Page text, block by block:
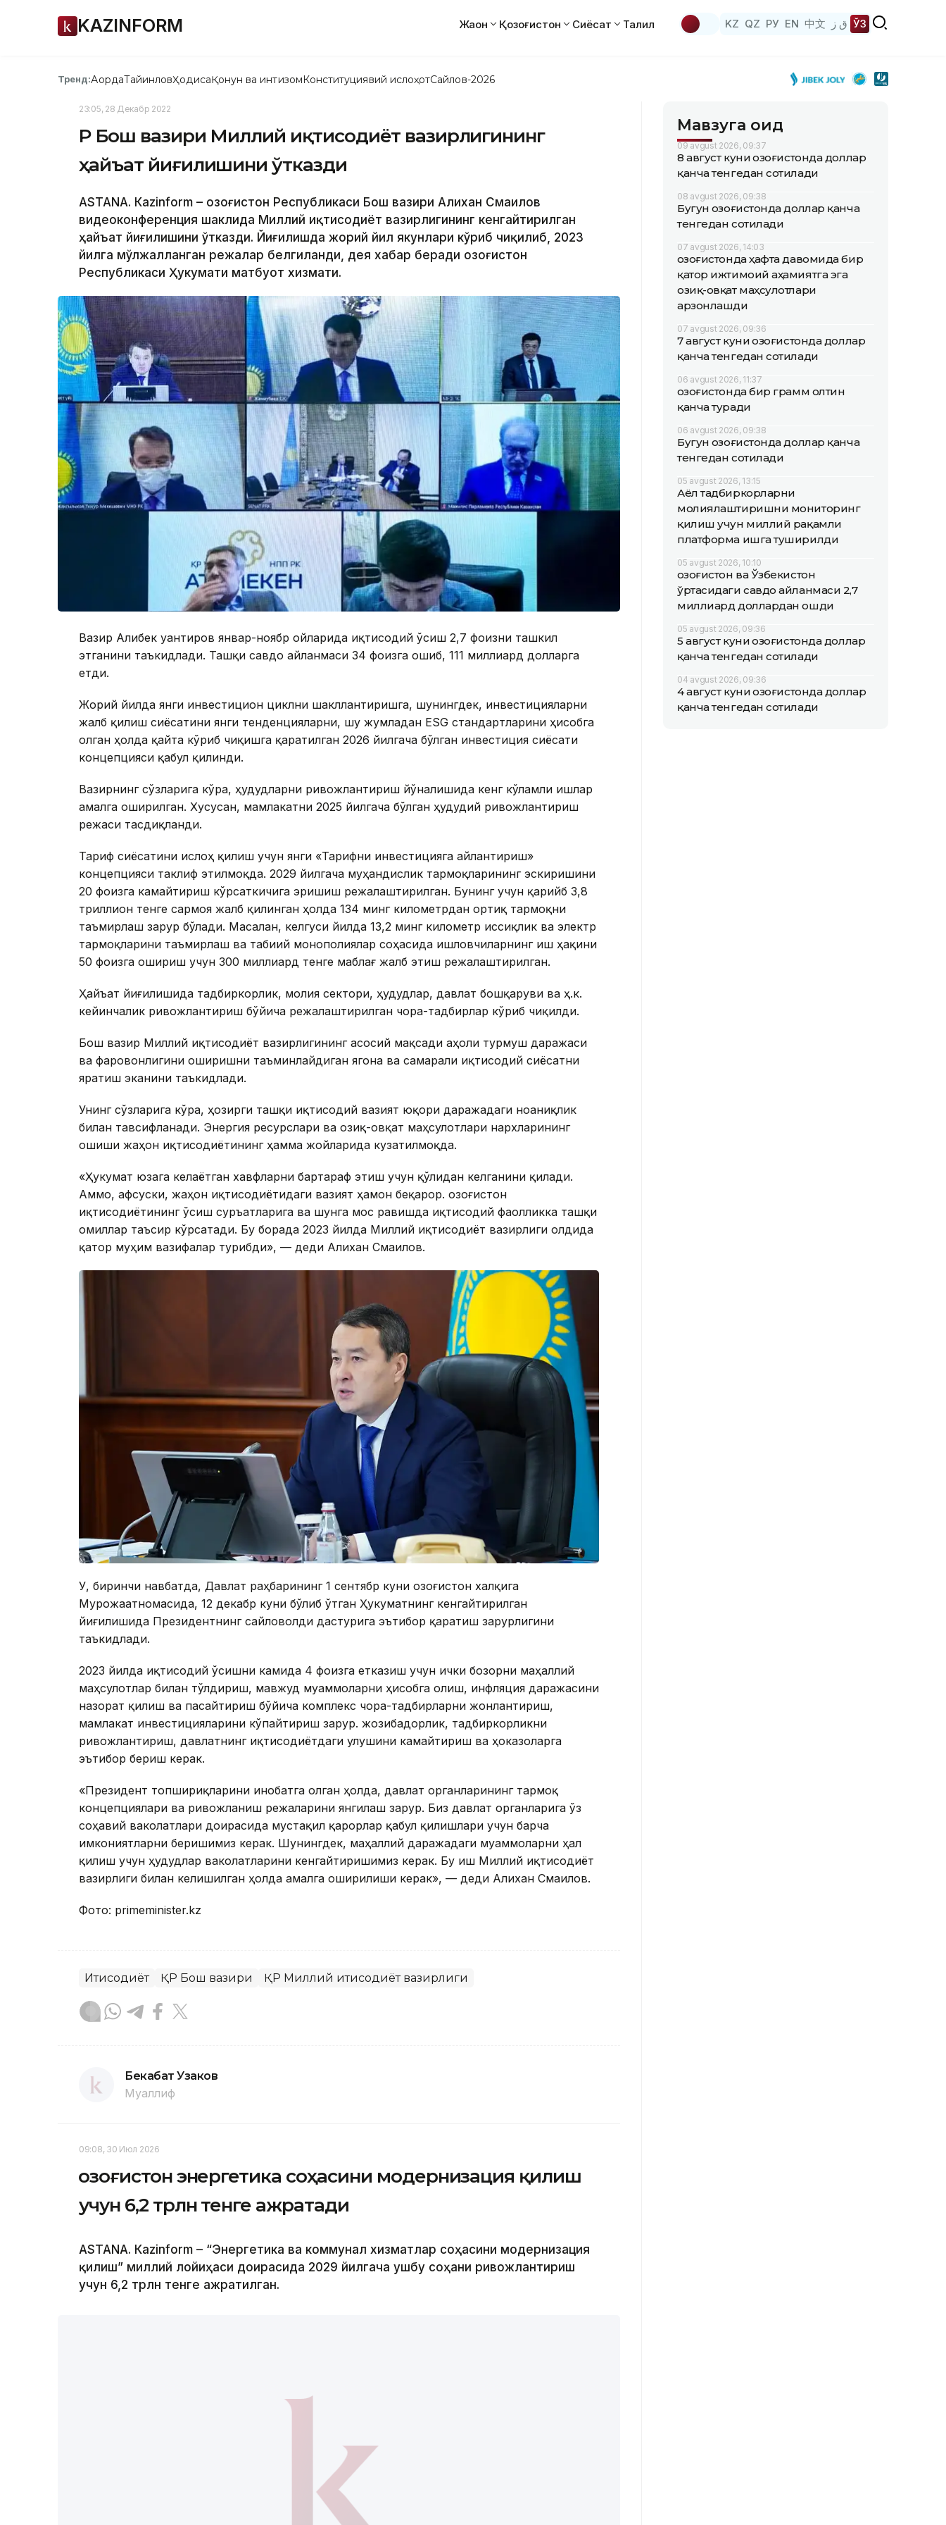
KAZINFORM Жаҳон Қозоғистон Сиёсат Таҳлил KZ QZ РУ EN 中文 ق ز ЎЗ
Тренд:АқордаТайинловҲодисаҚонун ва интизомКонституциявий ислоҳотСайлов-2026
23:05, 28 Декабр 2022
ҚР Бош вазири Миллий иқтисодиёт вазирлигининг
ҳайъат йиғилишини ўтказди
ASTANA. Кazinform – Қозоғистон Республикаси Бош вазири Алихан Смаилов
видеоконференция шаклида Миллий иқтисодиёт вазирлигининг кенгайтирилган
ҳайъат йиғилишини ўтказди. Йиғилишда жорий йил якунлари кўриб чиқилиб, 2023
йилга мўлжалланган режалар белгиланди, дея хабар беради Қозоғистон
Республикаси Ҳукумати матбуот хизмати.
Вазир Алибек Қуантиров январ-ноябр ойларида иқтисодий ўсиш 2,7 фоизни ташкил
этганини таъкидлади. Ташқи савдо айланмаси 34 фоизга ошиб, 111 миллиард долларга
етди.
Жорий йилда янги инвестицион циклни шакллантиришга, шунингдек, инвестицияларни
жалб қилиш сиёсатини янги тенденцияларни, шу жумладан ESG стандартларини ҳисобга
олган ҳолда қайта кўриб чиқишга қаратилган 2026 йилгача бўлган инвестиция сиёсати
концепцияси қабул қилинди.
Вазирнинг сўзларига кўра, ҳудудларни ривожлантириш йўналишида кенг кўламли ишлар
амалга оширилган. Хусусан, мамлакатни 2025 йилгача бўлган ҳудудий ривожлантириш
режаси тасдиқланди.
Тариф сиёсатини ислоҳ қилиш учун янги «Тарифни инвестицияга айлантириш»
концепцияси таклиф этилмоқда. 2029 йилгача муҳандислик тармоқларининг эскиришини
20 фоизга камайтириш кўрсаткичига эришиш режалаштирилган. Бунинг учун қарийб 3,8
триллион тенге сармоя жалб қилинган ҳолда 134 минг километрдан ортиқ тармоқни
таъмирлаш зарур бўлади. Масалан, келгуси йилда 13,2 минг километр иссиқлик ва электр
тармоқларини таъмирлаш ва табиий монополиялар соҳасида ишловчиларнинг иш ҳақини
50 фоизга ошириш учун 300 миллиард тенге маблағ жалб этиш режалаштирилган.
Ҳайъат йиғилишида тадбиркорлик, молия сектори, ҳудудлар, давлат бошқаруви ва ҳ.к.
кейинчалик ривожлантириш бўйича режалаштирилган чора-тадбирлар кўриб чиқилди.
Бош вазир Миллий иқтисодиёт вазирлигининг асосий мақсади аҳоли турмуш даражаси
ва фаровонлигини оширишни таъминлайдиган ягона ва самарали иқтисодий сиёсатни
яратиш эканини таъкидлади.
Унинг сўзларига кўра, ҳозирги ташқи иқтисодий вазият юқори даражадаги ноаниқлик
билан тавсифланади. Энергия ресурслари ва озиқ-овқат маҳсулотлари нархларининг
ошиши жаҳон иқтисодиётининг ҳамма жойларида кузатилмоқда.
«Ҳукумат юзага келаётган хавфларни бартараф этиш учун қўлидан келганини қилади.
Аммо, афсуски, жаҳон иқтисодиётидаги вазият ҳамон беқарор. Қозоғистон
иқтисодиётининг ўсиш суръатларига ва шунга мос равишда иқтисодий фаолликка ташқи
омиллар таъсир кўрсатади. Бу борада 2023 йилда Миллий иқтисодиёт вазирлиги олдида
қатор муҳим вазифалар турибди», — деди Алихан Смаилов.
У, биринчи навбатда, Давлат раҳбарининг 1 сентябр куни Қозоғистон халқига
Мурожаатномасида, 12 декабр куни бўлиб ўтган Ҳукуматнинг кенгайтирилган
йиғилишида Президентнинг сайловолди дастурига эътибор қаратиш зарурлигини
таъкидлади.
2023 йилда иқтисодий ўсишни камида 4 фоизга етказиш учун ички бозорни маҳаллий
маҳсулотлар билан тўлдириш, мавжуд муаммоларни ҳисобга олиш, инфляция даражасини
назорат қилиш ва пасайтириш бўйича комплекс чора-тадбирларни жонлантириш,
мамлакат инвестицияларини кўпайтириш зарур. жозибадорлик, тадбиркорликни
ривожлантириш, давлатнинг иқтисодиётдаги улушини камайтириш ва ҳоказоларга
эътибор бериш керак.
«Президент топшириқларини инобатга олган ҳолда, давлат органларининг тармоқ
концепциялари ва ривожланиш режаларини янгилаш зарур. Биз давлат органларига ўз
соҳавий ваколатлари доирасида мустақил қарорлар қабул қилишлари учун барча
имкониятларни беришимиз керак. Шунингдек, маҳаллий даражадаги муаммоларни ҳал
қилиш учун ҳудудлар ваколатларини кенгайтиришимиз керак. Бу иш Миллий иқтисодиёт
вазирлиги билан келишилган ҳолда амалга оширилиши керак», — деди Алихан Смаилов.
Фото: primeminister.kz
Иқтисодиёт ҚР Бош вазири ҚР Миллий иқтисодиёт вазирлиги
Бекабат Узаков
Муаллиф
09:08, 30 Июл 2026
Қозоғистон энергетика соҳасини модернизация қилиш
учун 6,2 трлн тенге ажратади
ASTANА. Кazinform – “Энергетика ва коммунал хизматлар соҳасини модернизация
қилиш” миллий лойиҳаси доирасида 2029 йилгача ушбу соҳани ривожлантириш
учун 6,2 трлн тенге ажратилган.
Мавзуга оид
09 avgust 2026, 09:37
8 август куни Қозоғистонда доллар
қанча тенгедан сотилади
08 avgust 2026, 09:38
Бугун Қозоғистонда доллар қанча
тенгедан сотилади
07 avgust 2026, 14:03
Қозоғистонда ҳафта давомида бир
қатор ижтимоий аҳамиятга эга
озиқ-овқат маҳсулотлари
арзонлашди
07 avgust 2026, 09:36
7 август куни Қозоғистонда доллар
қанча тенгедан сотилади
06 avgust 2026, 11:37
Қозоғистонда бир грамм олтин
қанча туради
06 avgust 2026, 09:38
Бугун Қозоғистонда доллар қанча
тенгедан сотилади
05 avgust 2026, 13:15
Аёл тадбиркорларни
молиялаштиришни мониторинг
қилиш учун миллий рақамли
платформа ишга туширилди
05 avgust 2026, 10:10
Қозоғистон ва Ўзбекистон
ўртасидаги савдо айланмаси 2,7
миллиард доллардан ошди
05 avgust 2026, 09:36
5 август куни Қозоғистонда доллар
қанча тенгедан сотилади
04 avgust 2026, 09:36
4 август куни Қозоғистонда доллар
қанча тенгедан сотилади